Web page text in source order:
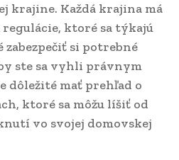
krajine. Každá krajina má
ktoré sa týkajú
si potrebné
ste sa vyhli právnym
dôležité mať prehľad o
ktoré sa môžu líšiť od
vo svojej domovskej